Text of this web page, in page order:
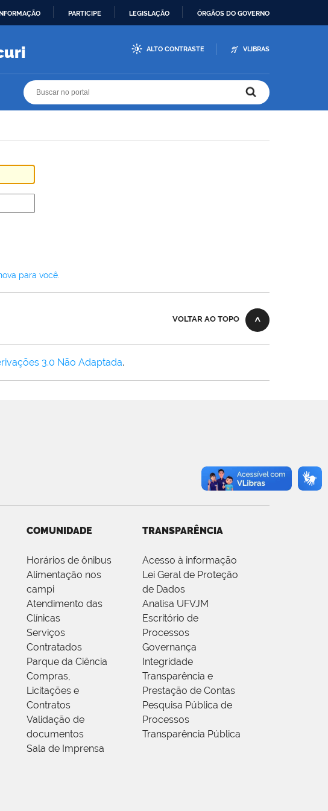
PARTICIPE LEGISLAÇÃO ÓRGÃOS DO GOVERNO
ALTO CONTRASTE VLIBRAS
para você
VOLTAR AO TOPO
3.0 Não Adaptada.
COMUNIDADE
Horários de ônibus
Alimentação nos
campi
Atendimento das
Clínicas
Serviços
Contratados
Parque da Ciência
Compras,
Licitações e
Contratos
Validação de
documentos
Sala de Imprensa
TRANSPARÊNCIA
Acesso à informação
Lei Geral de Proteção
de Dados
Analisa UFVJM
Escritório de
Processos
Governança
Integridade
Transparência e
Prestação de Contas
Pesquisa Pública de
Processos
Transparência Pública